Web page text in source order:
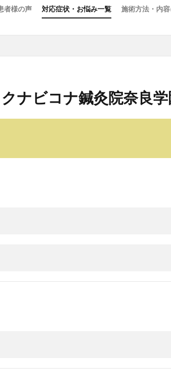
者様の声 対応症状・お悩み一覧
施術方法・内
ナビコナ鍼灸院奈良